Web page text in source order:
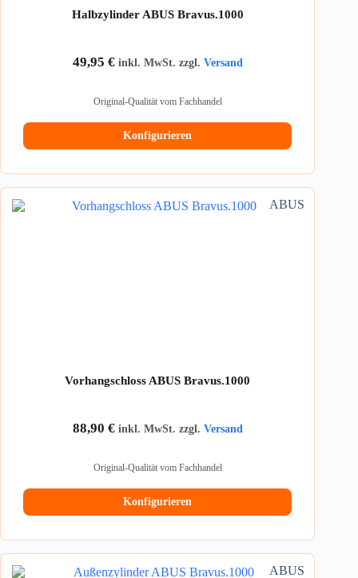
Halbzylinder ABUS Bravus.1000
49,95 € inkl. MwSt. zzgl. Versand
Original-Qualität vom Fachhandel
Konfigurieren
ABUS
Vorhangschloss ABUS Bravus.1000
88,90 € inkl. MwSt. zzgl. Versand
Original-Qualität vom Fachhandel
Konfigurieren
ABUS